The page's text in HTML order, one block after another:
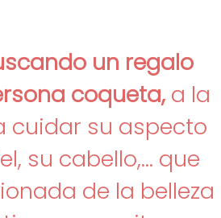
un regalo
coqueta,a la
cuidar su aspecto
su cabello,... que
de la belleza